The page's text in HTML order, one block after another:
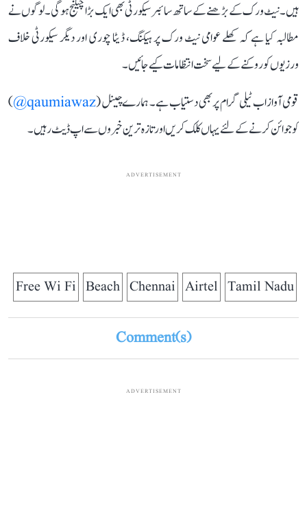
ہیں۔ نیٹ ورک کے بڑھنے کے ساتھ سائبر سیکورٹی بھی ایک بڑا چیلنج ہوگی۔ لوگوں نے
مطالبہ کیا ہے کہ کھلے عوامی نیٹ ورک پر ہیکنگ، ڈیٹا چوری اور دیگر سیکورٹی خلاف
ورزیوں کو روکنے کے لیے سخت انتظامات کیے جائیں۔
قومی آواز اب ٹیلی گرام پر بھی دستیاب ہے۔ ہمارے چینل (qaumiawaz@
)
کو جوائن کرنے کے لئے یہاں کلک کریں اور تازہ ترین خبروں سے اپ ڈیٹ رہیں۔
ADVERTISEMENT
Tamil Nadu
Airtel
Chennai
Beach
Free Wi Fi
Comment(s)
ADVERTISEMENT